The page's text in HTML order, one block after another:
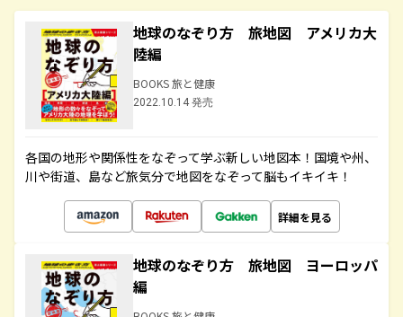
地球のなぞり方 旅地図 アメリカ大
陸編
BOOKS 旅と健康
2022.10.14 発売
各国の地形や関係性をなぞって学ぶ新しい地図本！国境や州、
川や街道、島など旅気分で地図をなぞって脳もイキイキ！
詳細を見る
地球のなぞり方 旅地図 ヨーロッパ
編